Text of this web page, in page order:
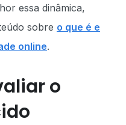
essa dinâmica,
sobre o que é e
online.
o